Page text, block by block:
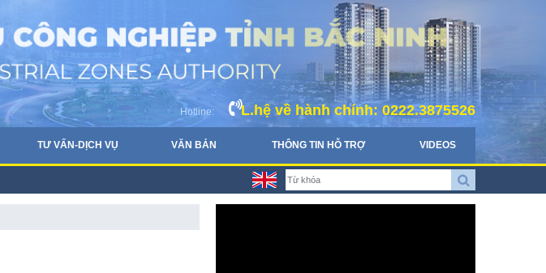
Hotline: L.hệ về hành chính: 0222.3875526
TƯ VẤN-DỊCH VỤ VĂN BẢN THÔNG TIN HỖ TRỢ VIDEOS